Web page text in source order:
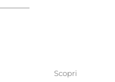
Scopri